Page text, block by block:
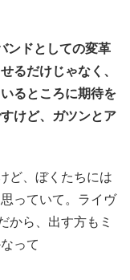
ンドとしての変革
るだけじゃなく、
るところに期待を
けど、ガツンとア
ど、ぼくたちには
っていて。ライヴ
から、出す方もミ
って